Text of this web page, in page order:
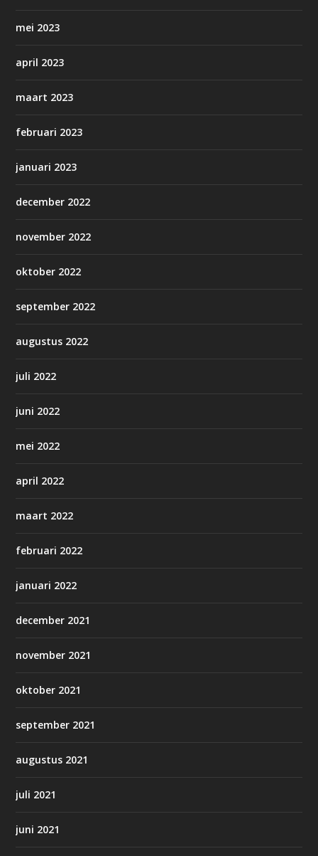
mei 2023
april 2023
maart 2023
februari 2023
januari 2023
december 2022
november 2022
oktober 2022
september 2022
augustus 2022
juli 2022
juni 2022
mei 2022
april 2022
maart 2022
februari 2022
januari 2022
december 2021
november 2021
oktober 2021
september 2021
augustus 2021
juli 2021
juni 2021